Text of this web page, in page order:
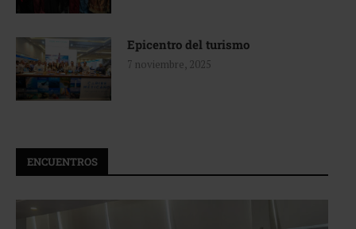
Epicentro del turismo
7 noviembre, 2025
ENCUENTROS